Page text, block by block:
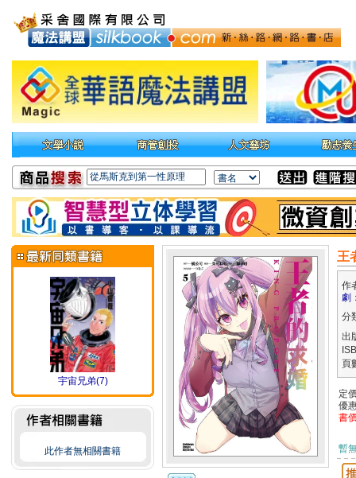
宇宙兄弟(7)
此作者無相關書籍
王
作
劇
分
出
頁
定
優
書
暫